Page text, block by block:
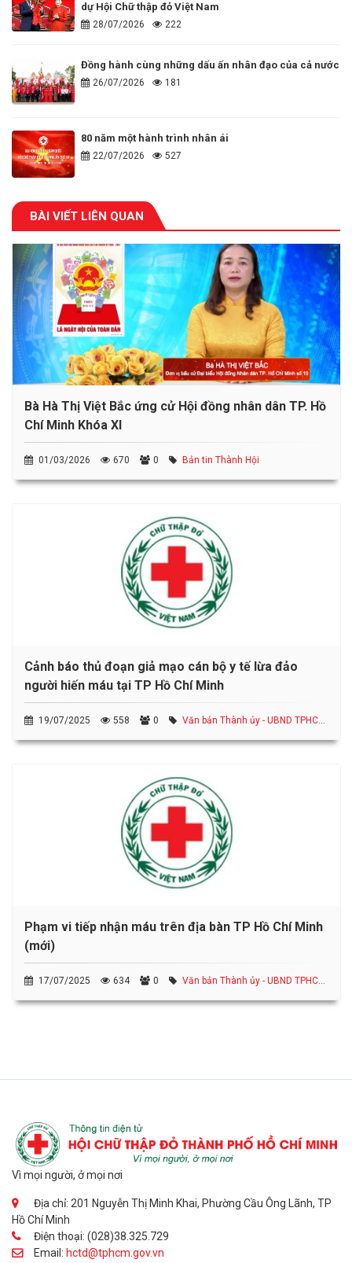
dự Hội Chữ thập đỏ Việt Nam
28/07/2026 222
Đồng hành cùng những dấu ấn nhân đạo của cả nước
26/07/2026 181
80 năm một hành trình nhân ái
22/07/2026 527
BÀI VIẾT LIÊN QUAN
Bà Hà Thị Việt Bắc ứng cử Hội đồng nhân dân TP. Hồ
Chí Minh Khóa XI
01/03/2026 670 0 Bản tin Thành Hội
Cảnh báo thủ đoạn giả mạo cán bộ y tế lừa đảo
người hiến máu tại TP Hồ Chí Minh
19/07/2025 558 0
Văn bản Thành ủy - UBND TPHCM,
Phạm vi tiếp nhận máu trên địa bàn TP Hồ Chí Minh
(mới)
17/07/2025 634 0
Văn bản Thành ủy - UBND TPHCM,
Vì mọi người, ở mọi nơi
Địa chỉ: 201 Nguyễn Thị Minh Khai, Phường Cầu Ông Lãnh, TP
Hồ Chí Minh
Điện thoại: (028)38.325.729
Email: hctd@tphcm.gov.vn